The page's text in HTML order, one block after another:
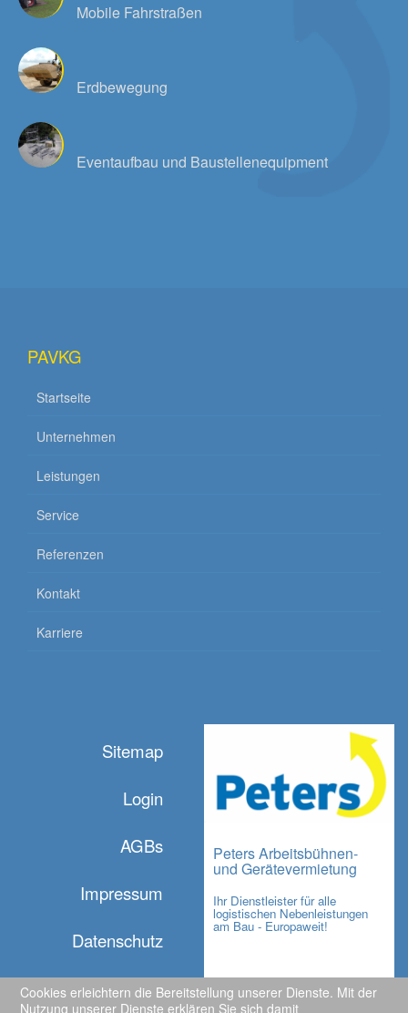
Mobile Fahrstraßen
Erdbewegung
Eventaufbau und Baustellenequipment
PAVKG
Startseite
Unternehmen
Leistungen
Service
Referenzen
Kontakt
Karriere
Sitemap
Login
AGBs
Impressum
Datenschutz
Peters Arbeitsbühnen-
und Gerätevermietung
Ihr Dienstleister für alle
logistischen Nebenleistungen
am Bau - Europaweit!
Cookies erleichtern die Bereitstellung unserer Dienste. Mit der
Nutzung unserer Dienste erklären Sie sich damit